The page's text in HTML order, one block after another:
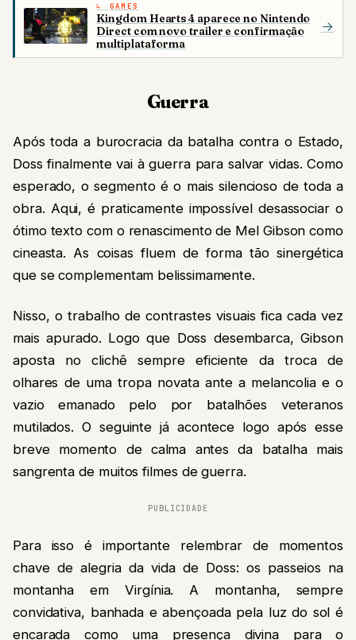
GAMES
Kingdom Hearts 4 aparece no Nintendo
Direct com novo trailer e confirmação
multiplataforma
→
Guerra
Após toda a burocracia da batalha contra o Estado,
Doss finalmente vai à guerra para salvar vidas. Como
esperado, o segmento é o mais silencioso de toda a
obra. Aqui, é praticamente impossível desassociar o
ótimo texto com o renascimento de Mel Gibson como
cineasta. As coisas fluem de forma tão sinergética
que se complementam belissimamente.
Nisso, o trabalho de contrastes visuais fica cada vez
mais apurado. Logo que Doss desembarca, Gibson
aposta no clichê sempre eficiente da troca de
olhares de uma tropa novata ante a melancolia e o
vazio emanado pelo por batalhões veteranos
mutilados. O seguinte já acontece logo após esse
breve momento de calma antes da batalha mais
sangrenta de muitos filmes de guerra.
PUBLICIDADE
Para isso é importante relembrar de momentos
chave de alegria da vida de Doss: os passeios na
montanha em Virgínia. A montanha, sempre
convidativa, banhada e abençoada pela luz do sol é
encarada como uma presença divina para o